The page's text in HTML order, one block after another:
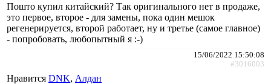
Пошто купил китайский? Так оригинального нет в продаже,
это первое, второе - для замены, пока один мешок
регенерируется, второй работает, ну и третье (самое главное)
- попробовать, любопытный я :-)
15/06/2022 15:50:08
#3016003
Нравится DNK, Алдан